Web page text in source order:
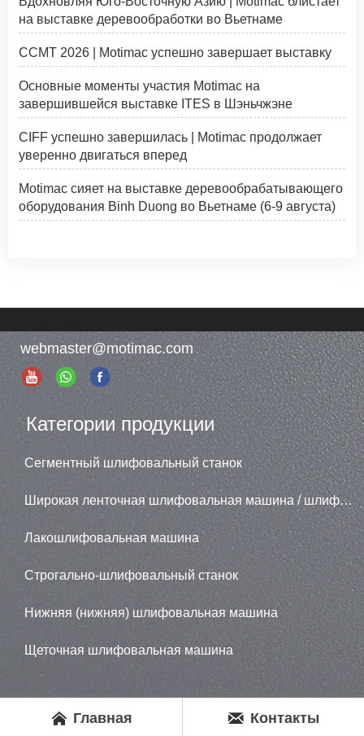
на выставке деревообработки во Вьетнаме
CCMT 2026 | Motimac успешно завершает выставку
Основные моменты участия Motimac на
завершившейся выставке ITES в Шэньчжэне
CIFF успешно завершилась | Motimac продолжает
уверенно двигаться вперед
Motimac сияет на выставке деревообрабатывающего
оборудования Binh Duong во Вьетнаме (6-9 августа)
webmaster@motimac.com
Категории продукции
Сегментный шлифовальный станок
Широкая ленточная шлифовальная машина / шлифовальная машина
Лакошлифовальная машина
Строгально-шлифовальный станок
Нижняя (нижняя) шлифовальная машина
Щеточная шлифовальная машина
 Главная  Контакты